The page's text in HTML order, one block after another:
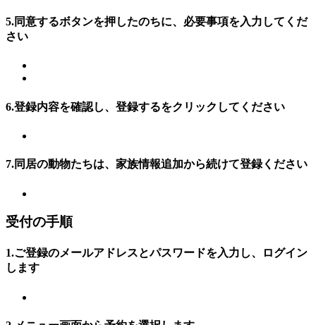
5.同意するボタンを押したのちに、必要事項を入力してくだ
さい
6.登録内容を確認し、登録するをクリックしてください
7.同居の動物たちは、家族情報追加から続けて登録ください
受付の手順
1.ご登録のメールアドレスとパスワードを入力し、ログイン
します